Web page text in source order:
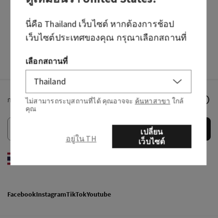
กรอกอีเมลเพื่อรับข่าวสารล่าสุดจาก Bath & Body Works!
FacebookInstagramTikTokYoutube
นี่คือ Thailand เว็บไซต์ หากต้องการช้อป
เว็บไซต์ประเทศของคุณ กรุณาเลือกสถานที่
เลือกสถานที่
ไม่สามารถระบุสถานที่ได้ คุณอาจจะ ค้นหาสาขา ใกล้
คุณ
อยู่ใน TH
เปลี่ยน
เว็บไซต์